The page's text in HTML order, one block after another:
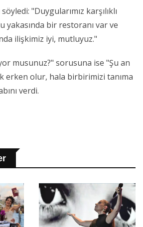
"Duygularımız karşılıklı
yakasında bir restoranı var ve
ilişkimiz iyi, mutluyuz."
musunuz?" sorusuna ise "Şu an
erken olur, hala birbirimizi tanıma
verdi.